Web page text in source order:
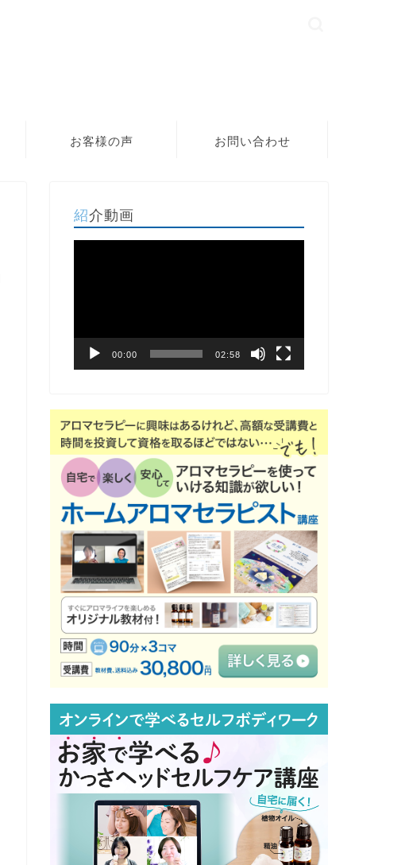
お客様の声 お問い合わせ
紹介動画
00:00 02:58